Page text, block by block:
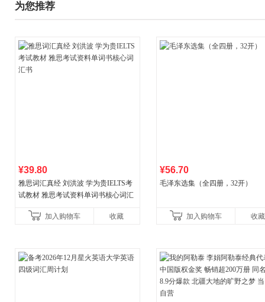
为您推荐
¥39.80
雅思词汇真经 刘洪波 学为贵IELTS考
试教材 雅思考试资料单词书核心词汇
加入购物车
收藏
¥56.70
毛泽东选集（全四册，32开）
加入购物车 收藏